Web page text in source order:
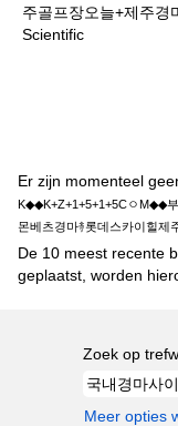
주골프장오늘+제주
Scientific(huidige
Er zijn momenteel
K◆◆K+Z+1+5+1+5CㅇM◆◆
몬베츠경마࿈롯데스카이힐제
De 10 meest recente
geplaatst, worden
Zoek op
Meer opties